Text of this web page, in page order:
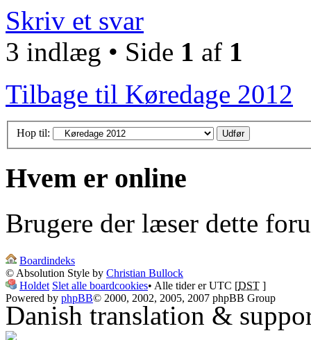
Skriv et svar
3 indlæg • Side 1 af 1
Tilbage til Køredage 2012
Hop til:
Hvem er online
Brugere der læser dette
Boardindeks
© Absolution Style by Christian Bullock
Holdet Slet alle boardcookies• Alle tider er UTC [DST ]
Powered by phpBB© 2000, 2002, 2005, 2007 phpBB Group
Danish translation &